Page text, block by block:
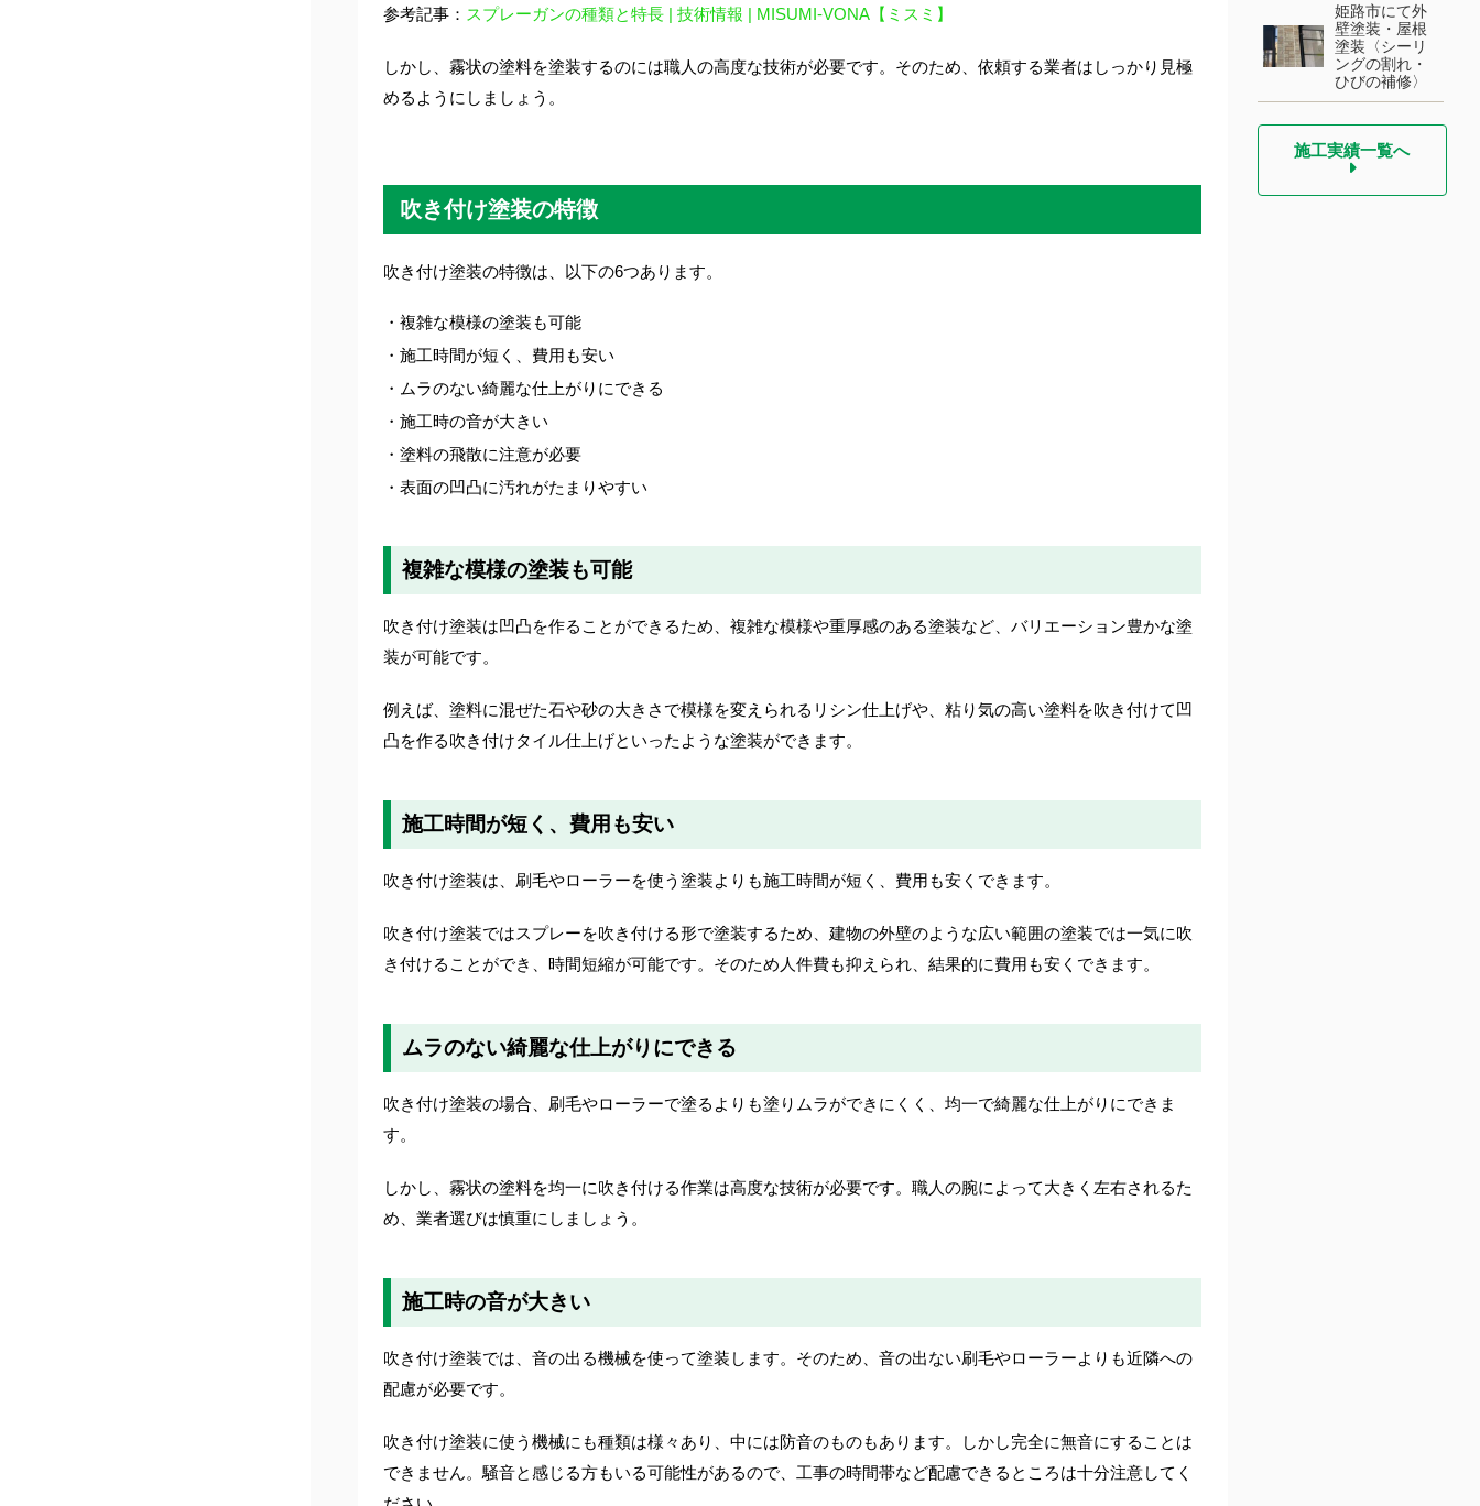
参考記事： スプレーガンの種類と特長 | 技術情報 | MISUMI-VONA【ミスミ】
しかし、霧状の塗料を塗装するのには職人の高度な技術が必要です。そのため、依頼する業者はしっかり見極
めるようにしましょう。
吹き付け塗装の特徴
吹き付け塗装の特徴は、以下の6つあります。
・複雑な模様の塗装も可能
・施工時間が短く、費用も安い
・ムラのない綺麗な仕上がりにできる
・施工時の音が大きい
・塗料の飛散に注意が必要
・表面の凹凸に汚れがたまりやすい
複雑な模様の塗装も可能
吹き付け塗装は凹凸を作ることができるため、複雑な模様や重厚感のある塗装など、バリエーション豊かな塗
装が可能です。
例えば、塗料に混ぜた石や砂の大きさで模様を変えられるリシン仕上げや、粘り気の高い塗料を吹き付けて凹
凸を作る吹き付けタイル仕上げといったような塗装ができます。
施工時間が短く、費用も安い
吹き付け塗装は、刷毛やローラーを使う塗装よりも施工時間が短く、費用も安くできます。
吹き付け塗装ではスプレーを吹き付ける形で塗装するため、建物の外壁のような広い範囲の塗装では一気に吹
き付けることができ、時間短縮が可能です。そのため人件費も抑えられ、結果的に費用も安くできます。
ムラのない綺麗な仕上がりにできる
吹き付け塗装の場合、刷毛やローラーで塗るよりも塗りムラができにくく、均一で綺麗な仕上がりにできま
す。
しかし、霧状の塗料を均一に吹き付ける作業は高度な技術が必要です。職人の腕によって大きく左右されるた
め、業者選びは慎重にしましょう。
施工時の音が大きい
吹き付け塗装では、音の出る機械を使って塗装します。そのため、音の出ない刷毛やローラーよりも近隣への
配慮が必要です。
吹き付け塗装に使う機械にも種類は様々あり、中には防音のものもあります。しかし完全に無音にすることは
できません。騒音と感じる方もいる可能性があるので、工事の時間帯など配慮できるところは十分注意してく
姫路市にて外
壁塗装・屋根
塗装〈シーリ
ングの割れ・
ひびの補修〉
施工実績一覧へ